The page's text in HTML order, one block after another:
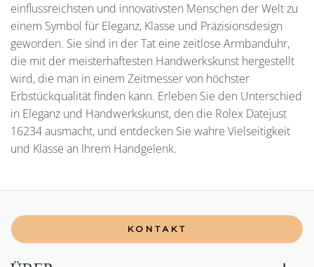
einflussreichsten und innovativsten Menschen der Welt zu
einem Symbol für Eleganz, Klasse und Präzisionsdesign
geworden. Sie sind in der Tat eine zeitlose Armbanduhr,
die mit der meisterhaftesten Handwerkskunst hergestellt
wird, die man in einem Zeitmesser von höchster
Erbstückqualität finden kann. Erleben Sie den Unterschied
in Eleganz und Handwerkskunst, den die Rolex Datejust
16234 ausmacht, und entdecken Sie wahre Vielseitigkeit
und Klasse an Ihrem Handgelenk.
KONTAKT